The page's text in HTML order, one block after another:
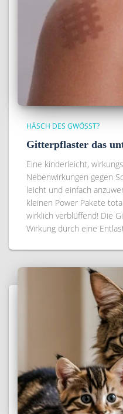
HÄSCH DES GWÖSST?
Gitterpflaster das
Eine kinderleicht,
Nebenwirkungen gegen
leicht und einfach
kleinen Power Pakete
wirklich verblüffend! Die
Wirkung durch eine